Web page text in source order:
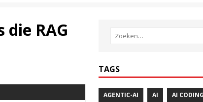
RAG
TAGS
AGENTIC-AI AI AI CODING